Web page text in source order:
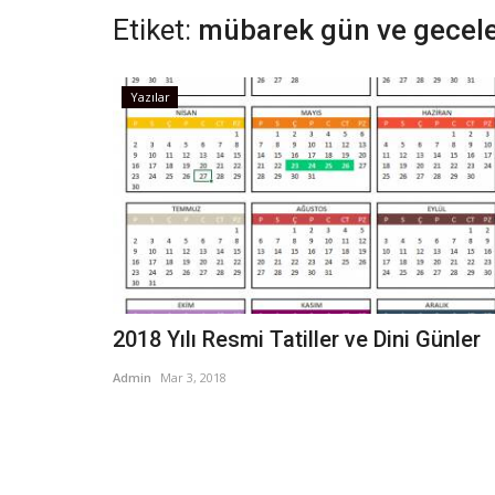
Etiket: mübarek gün ve
Yazılar
2018 Yılı Resmi Tatiller ve Dini Günler
Admin Mar 3, 2018